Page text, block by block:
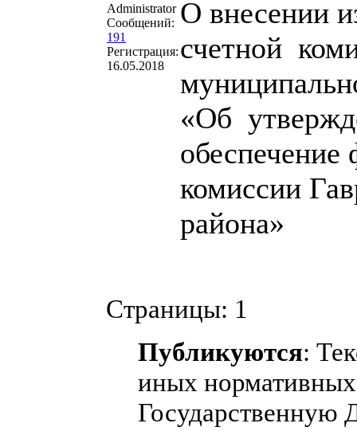
Administrator
Сообщений:
191
Регистрация:
16.05.2018
О внесении
счетной
«Об
комиссии
района»
Страницы: 1
Публикуются:
иных
Государственную